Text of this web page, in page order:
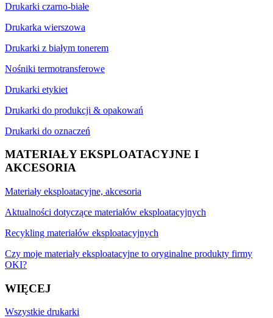
Drukarki czarno-białe
Drukarka wierszowa
Drukarki z białym tonerem
Nośniki termotransferowe
Drukarki etykiet
Drukarki do produkcji & opakowań
Drukarki do oznaczeń
MATERIAŁY EKSPLOATACYJNE I
AKCESORIA
Materiały eksploatacyjne, akcesoria
Aktualności dotyczące materiałów eksploatacyjnych
Recykling materiałów eksploatacyjnych
Czy moje materiały eksploatacyjne to oryginalne produkty firmy
OKI?
WIĘCEJ
Wszystkie drukarki